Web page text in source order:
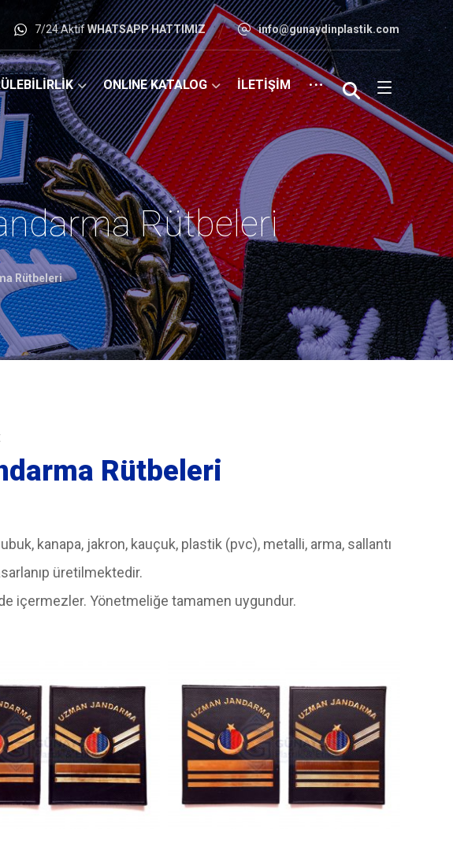
info@gunaydinplastik.com
7/24 AktifWHATSAPP HATTIMIZ
ONLINE KATALOG İLETİŞİM
Rütbeleri
Rütbeleri
Rütbeleri
kanapa, jakron, kauçuk, plastik (pvc), metalli, arma, sallantı
üretilmektedir.
içermezler. Yönetmeliğe tamamen uygundur.